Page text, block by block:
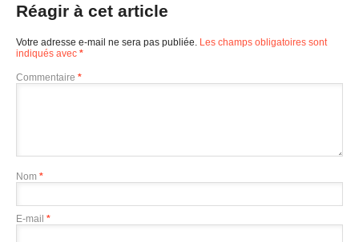
Réagir à cet article
Votre adresse e-mail ne sera pas publiée. Les champs obligatoires sont
indiqués avec *
Commentaire *
Nom *
E-mail *